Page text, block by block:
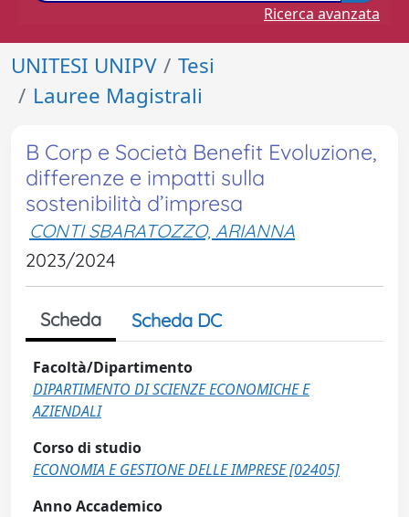
Ricerca avanzata
UNITESI UNIPV
Tesi
Lauree Magistrali
B Corp e Società Benefit Evoluzione,
differenze e impatti sulla
sostenibilità d’impresa
CONTI SBARATOZZO, ARIANNA
2023/2024
Scheda Scheda DC
Facoltà/Dipartimento
DIPARTIMENTO DI SCIENZE ECONOMICHE E
AZIENDALI
Corso di studio
ECONOMIA E GESTIONE DELLE IMPRESE [02405]
Anno Accademico